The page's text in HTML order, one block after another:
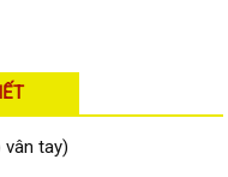
tay)